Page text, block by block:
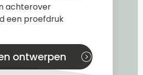
achterover
een proefdruk
ontwerpen